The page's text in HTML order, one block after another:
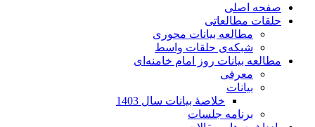
صفحه اصلی
حلقات مطالعاتی
مطالعه بیانات محوری
شبکه‌ی حلقات واسط
مطالعه بیانات روز امام خامنه‌ای
معرفی
بیانات
خلاصۀ بیانات سال 1403
برنامه جلسات